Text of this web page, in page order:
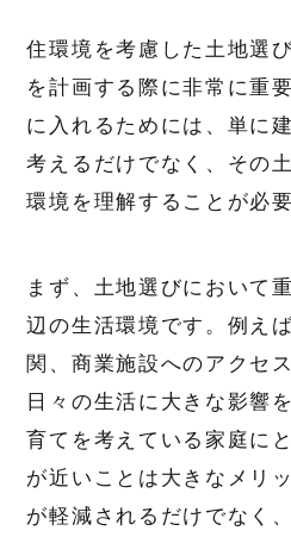
住環境を考慮した土地選
を計画する際に非常に重
に入れるためには、単に
考えるだけでなく、その
環境を理解することが必要
まず、土地選びにおいて
辺の生活環境です。例え
関、商業施設へのアクセ
日々の生活に大きな影響
育てを考えている家庭に
が近いことは大きなメリ
が軽減されるだけでなく